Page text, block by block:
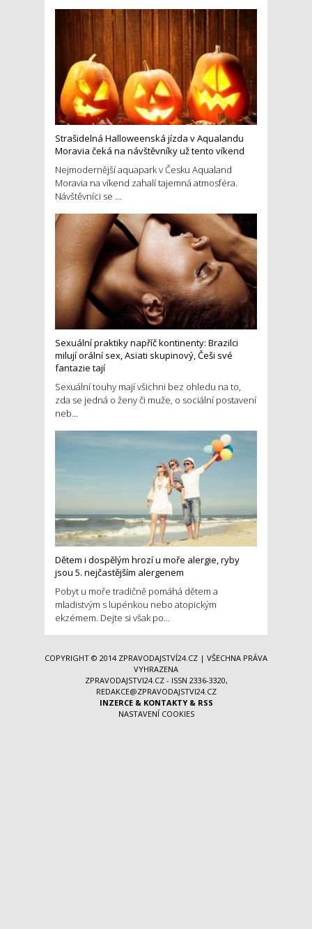
Strašidelná Halloweenská jízda v Aqualandu
Moravia čeká na návštěvníky už tento víkend
Nejmodernější aquapark v Česku Aqualand
Moravia na víkend zahalí tajemná atmosféra.
Návštěvníci se ...
Sexuální praktiky napříč kontinenty: Brazilci
milují orální sex, Asiati skupinový, Češi své
fantazie tají
Sexuální touhy mají všichni bez ohledu na to,
zda se jedná o ženy či muže, o sociální postavení
neb...
Dětem i dospělým hrozí u moře alergie, ryby
jsou 5. nejčastějším alergenem
Pobyt u moře tradičně pomáhá dětem a
mladistvým s lupénkou nebo atopickým
ekzémem. Dejte si však po...
COPYRIGHT © 2014 ZPRAVODAJSTVÍ24.CZ | VŠECHNA PRÁVA
VYHRAZENA
ZPRAVODAJSTVI24.CZ - ISSN 2336-3320,
REDAKCE@ZPRAVODAJSTVI24.CZ
INZERCE& KONTAKTY& RSS
NASTAVENÍ COOKIES